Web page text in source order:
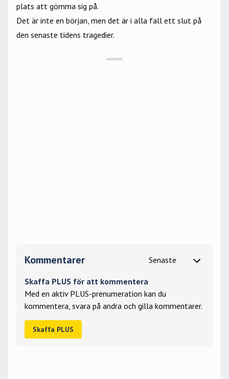
plats att gömma sig på.
Det är inte en början, men det är i alla fall ett slut på
den senaste tidens tragedier.
Kommentarer
Skaffa PLUS för att kommentera
Med en aktiv PLUS-prenumeration kan du
kommentera, svara på andra och gilla kommentarer.
Skaffa PLUS